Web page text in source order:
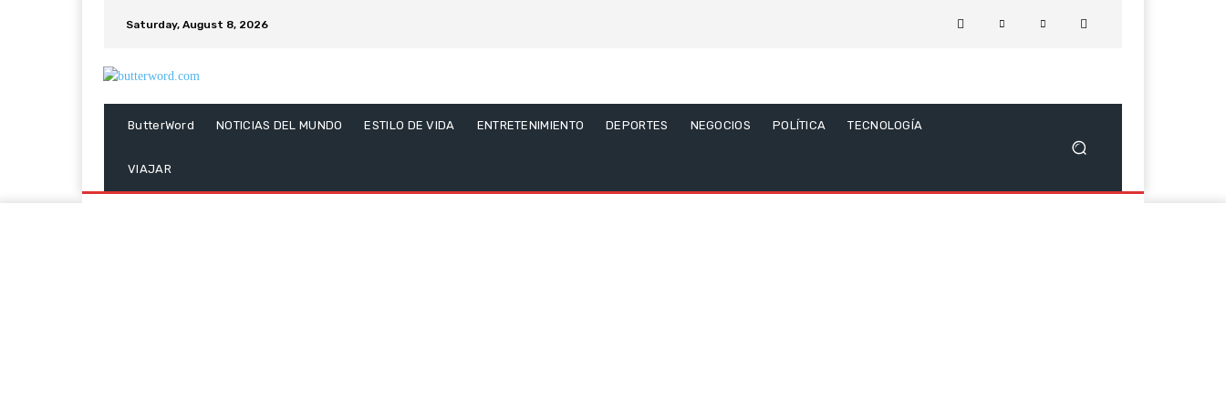
Saturday, August 8, 2026
ButterWord NOTICIAS DEL MUNDO ESTILO DE VIDA ENTRETENIMIENTO DEPORTES NEGOCIOS POLÍTICA TECNOLOGÍA
VIAJAR